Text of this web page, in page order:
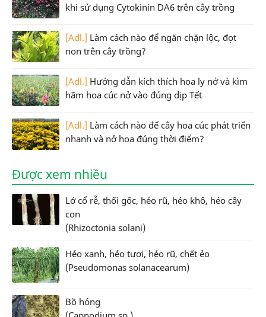
khi sử dụng Cytokinin DA6 trên cây trồng
[Adl.] Làm cách nào để ngăn chặn lộc, đọt
non trên cây trồng?
[Adl.] Hướng dẫn kích thích hoa ly nở và kìm
hãm hoa cúc nở vào đúng dịp Tết
[Adl.] Làm cách nào để cây hoa cúc phát triển
nhanh và nở hoa đúng thời điểm?
Được xem nhiều
Lở cổ rễ, thối gốc, héo rũ, héo khô, héo cây
con
(Rhizoctonia solani)
Héo xanh, héo tươi, héo rũ, chết ẻo
(Pseudomonas solanacearum)
Bồ hóng